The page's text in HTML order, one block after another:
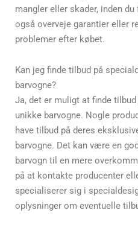
mangler eller skader, inden
også overveje garantier eller
problemer efter købet.
Kan jeg finde tilbud på
barvogne?
Ja, det er muligt at finde
unikke barvogne. Nogle
have tilbud på deres
barvogne. Det kan være en
barvogn til en mere
på at kontakte producenter
specialiserer sig i
oplysninger om eventuelle